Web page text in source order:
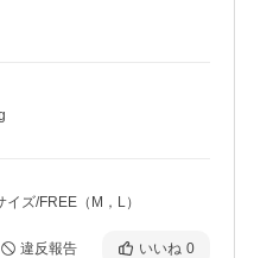
ズ/FREE（M，L）
違反報告 いいね 0